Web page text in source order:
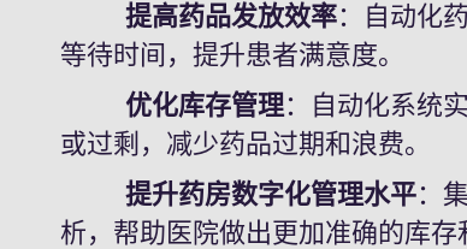
提高药品发放效率：自动化
等待时间，提升患者满意度。
优化库存管理：自动化系统
或过剩，减少药品过期和浪费。
提升药房数字化管理水平：
析，帮助医院做出更加准确的库存